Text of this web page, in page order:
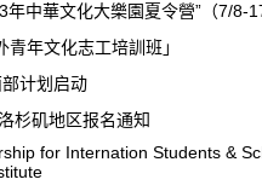
年中華文化大樂園夏令營”（7/8-
年文化志工培訓班」
计划启动
杉矶地区报名通知
for Internation Students &